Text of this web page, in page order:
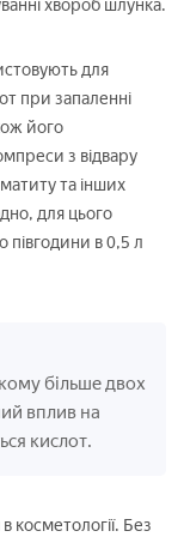
хвороб шлунка.
для
при запаленні
його
з відвару
та інших
для цього
півгодини в 0,5 л
більше двох
вплив на
кислот.
Без